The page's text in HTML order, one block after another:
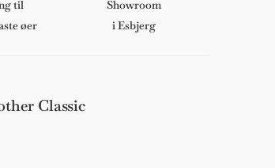
til
øer
Showroom
i Esbjerg
Classic